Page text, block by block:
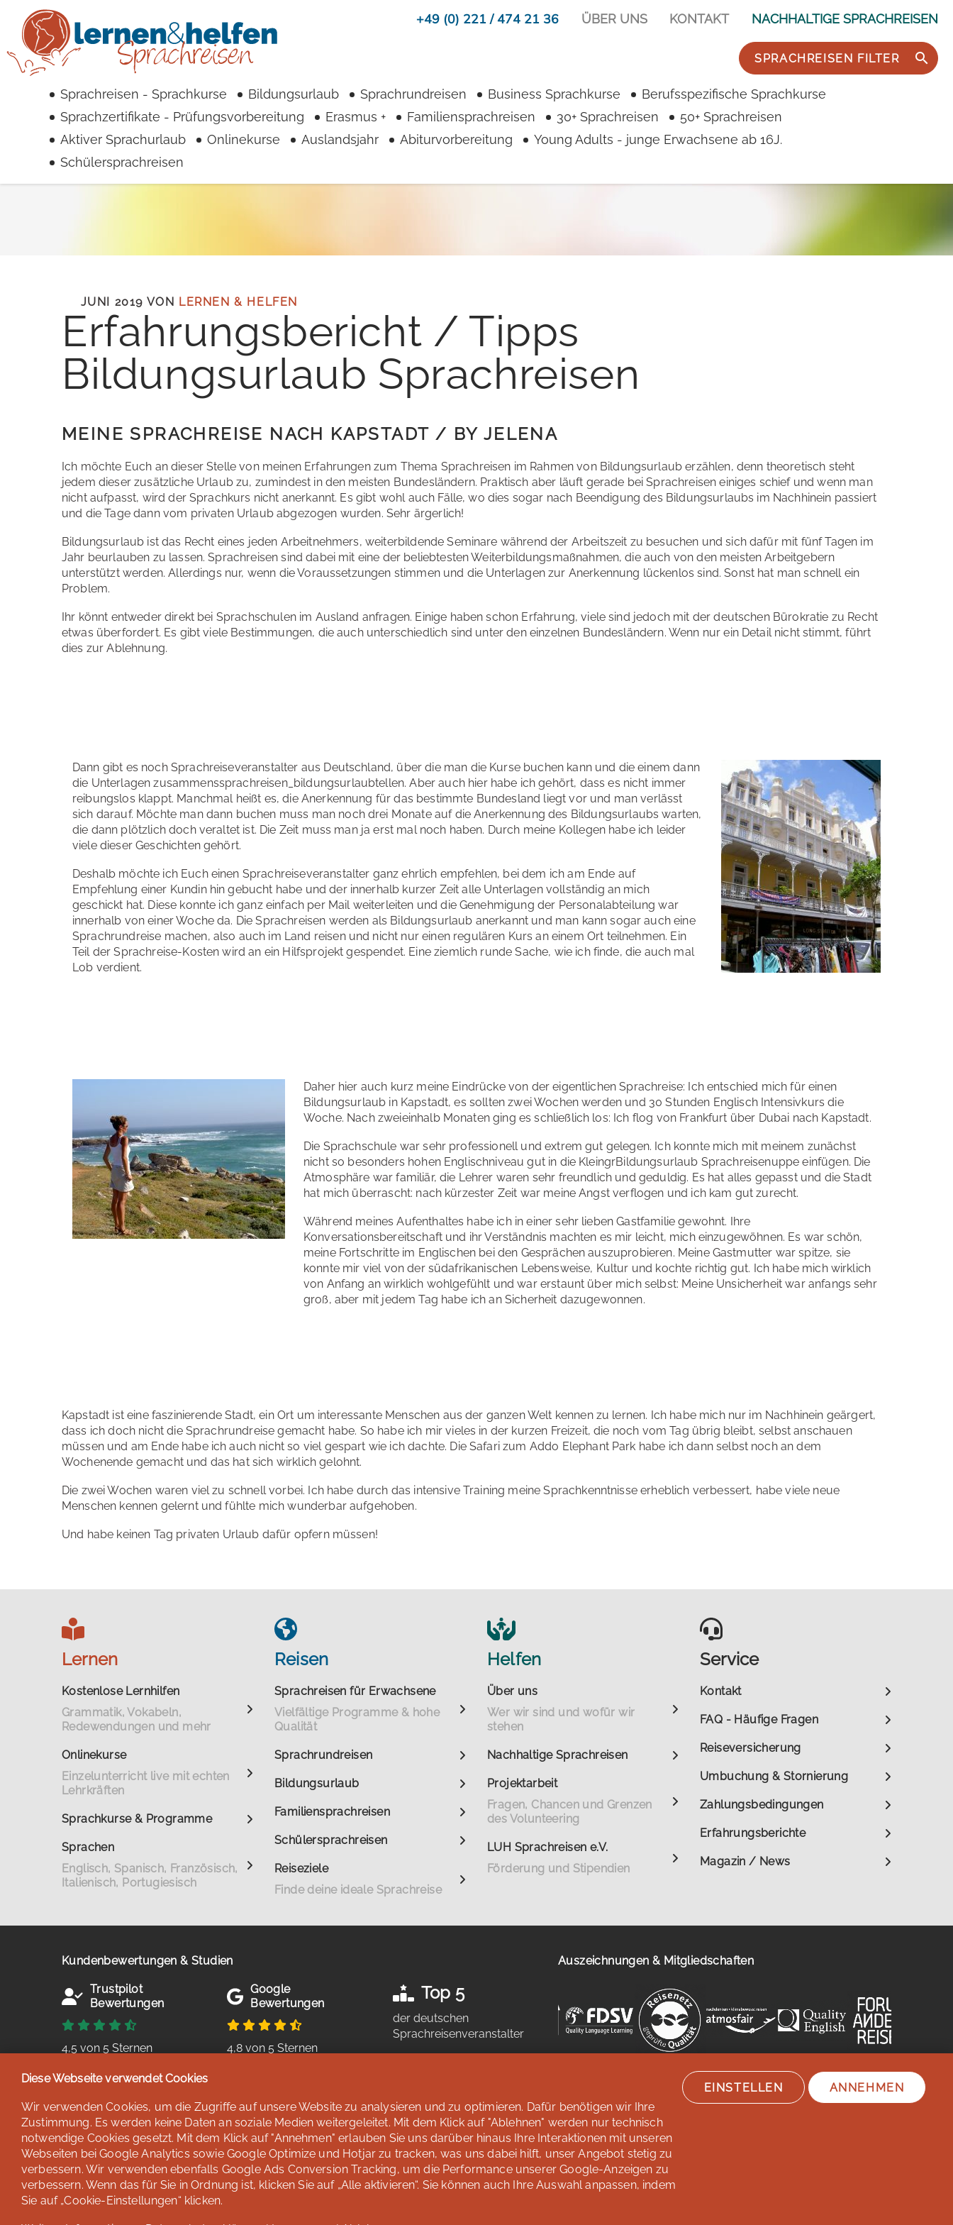
+49 (0) 221 / 474 21 36 ÜBER UNS KONTAKT NACHHALTIGE SPRACHREISEN
SPRACHREISEN FILTER
Sprachreisen - Sprachkurse Bildungsurlaub Sprachrundreisen Business Sprachkurse
Berufsspezifische Sprachkurse
Sprachzertifikate - Prüfungsvorbereitung
Erasmus + Familiensprachreisen 30+ Sprachreisen
50+ Sprachreisen
Aktiver Sprachurlaub
Onlinekurse Auslandsjahr Abiturvorbereitung
Young Adults - junge Erwachsene ab 16J.
Schülersprachreisen
JUNI 2019 VON LERNEN & HELFEN
Erfahrungsbericht / Tipps
Bildungsurlaub Sprachreisen
MEINE SPRACHREISE NACH KAPSTADT / BY JELENA
Ich möchte Euch an dieser Stelle von meinen Erfahrungen zum Thema Sprachreisen im Rahmen von Bildungsurlaub erzählen, denn theoretisch steht
jedem dieser zusätzliche Urlaub zu, zumindest in den meisten Bundesländern. Praktisch aber läuft gerade bei Sprachreisen einiges schief und wenn man
nicht aufpasst, wird der Sprachkurs nicht anerkannt. Es gibt wohl auch Fälle, wo dies sogar nach Beendigung des Bildungsurlaubs im Nachhinein passiert
und die Tage dann vom privaten Urlaub abgezogen wurden. Sehr ärgerlich!
Bildungsurlaub ist das Recht eines jeden Arbeitnehmers, weiterbildende Seminare während der Arbeitszeit zu besuchen und sich dafür mit fünf Tagen im
Jahr beurlauben zu lassen. Sprachreisen sind dabei mit eine der beliebtesten Weiterbildungsmaßnahmen, die auch von den meisten Arbeitgebern
unterstützt werden. Allerdings nur, wenn die Voraussetzungen stimmen und die Unterlagen zur Anerkennung lückenlos sind. Sonst hat man schnell ein
Problem.
Ihr könnt entweder direkt bei Sprachschulen im Ausland anfragen. Einige haben schon Erfahrung, viele sind jedoch mit der deutschen Bürokratie zu Recht
etwas überfordert. Es gibt viele Bestimmungen, die auch unterschiedlich sind unter den einzelnen Bundesländern. Wenn nur ein Detail nicht stimmt, führt
dies zur Ablehnung.
Dann gibt es noch Sprachreiseveranstalter aus Deutschland, über die man die Kurse buchen kann und die einem dann
die Unterlagen zusammenssprachreisen_bildungsurlaubtellen. Aber auch hier habe ich gehört, dass es nicht immer
reibungslos klappt. Manchmal heißt es, die Anerkennung für das bestimmte Bundesland liegt vor und man verlässt
sich darauf. Möchte man dann buchen muss man noch drei Monate auf die Anerkennung des Bildungsurlaubs warten,
die dann plötzlich doch veraltet ist. Die Zeit muss man ja erst mal noch haben. Durch meine Kollegen habe ich leider
viele dieser Geschichten gehört.
Deshalb möchte ich Euch einen Sprachreiseveranstalter ganz ehrlich empfehlen, bei dem ich am Ende auf
Empfehlung einer Kundin hin gebucht habe und der innerhalb kurzer Zeit alle Unterlagen vollständig an mich
geschickt hat. Diese konnte ich ganz einfach per Mail weiterleiten und die Genehmigung der Personalabteilung war
innerhalb von einer Woche da. Die Sprachreisen werden als Bildungsurlaub anerkannt und man kann sogar auch eine
Sprachrundreise machen, also auch im Land reisen und nicht nur einen regulären Kurs an einem Ort teilnehmen. Ein
Teil der Sprachreise-Kosten wird an ein Hilfsprojekt gespendet. Eine ziemlich runde Sache, wie ich finde, die auch mal
Lob verdient.
Daher hier auch kurz meine Eindrücke von der eigentlichen Sprachreise: Ich entschied mich für einen
Bildungsurlaub in Kapstadt, es sollten zwei Wochen werden und 30 Stunden Englisch Intensivkurs die
Woche. Nach zweieinhalb Monaten ging es schließlich los: Ich flog von Frankfurt über Dubai nach Kapstadt.
Die Sprachschule war sehr professionell und extrem gut gelegen. Ich konnte mich mit meinem zunächst
nicht so besonders hohen Englischniveau gut in die KleingrBildungsurlaub Sprachreisenuppe einfügen. Die
Atmosphäre war familiär, die Lehrer waren sehr freundlich und geduldig. Es hat alles gepasst und die Stadt
hat mich überrascht: nach kürzester Zeit war meine Angst verflogen und ich kam gut zurecht.
Während meines Aufenthaltes habe ich in einer sehr lieben Gastfamilie gewohnt. Ihre
Konversationsbereitschaft und ihr Verständnis machten es mir leicht, mich einzugewöhnen. Es war schön,
meine Fortschritte im Englischen bei den Gesprächen auszuprobieren. Meine Gastmutter war spitze, sie
konnte mir viel von der südafrikanischen Lebensweise, Kultur und kochte richtig gut. Ich habe mich wirklich
von Anfang an wirklich wohlgefühlt und war erstaunt über mich selbst: Meine Unsicherheit war anfangs sehr
groß, aber mit jedem Tag habe ich an Sicherheit dazugewonnen.
Kapstadt ist eine faszinierende Stadt, ein Ort um interessante Menschen aus der ganzen Welt kennen zu lernen. Ich habe mich nur im Nachhinein geärgert,
dass ich doch nicht die Sprachrundreise gemacht habe. So habe ich mir vieles in der kurzen Freizeit, die noch vom Tag übrig bleibt, selbst anschauen
müssen und am Ende habe ich auch nicht so viel gespart wie ich dachte. Die Safari zum Addo Elephant Park habe ich dann selbst noch an dem
Wochenende gemacht und das hat sich wirklich gelohnt.
Die zwei Wochen waren viel zu schnell vorbei. Ich habe durch das intensive Training meine Sprachkenntnisse erheblich verbessert, habe viele neue
Menschen kennen gelernt und fühlte mich wunderbar aufgehoben.
Und habe keinen Tag privaten Urlaub dafür opfern müssen!
Lernen
Kostenlose Lernhilfen
Grammatik, Vokabeln,
Redewendungen und mehr
Onlinekurse
Einzelunterricht live mit echten
Lehrkräften
Sprachkurse & Programme
Sprachen
Englisch, Spanisch, Französisch,
Italienisch, Portugiesisch
Reisen
Sprachreisen für Erwachsene
Vielfältige Programme & hohe
Qualität
Sprachrundreisen
Bildungsurlaub
Familiensprachreisen
Schülersprachreisen
Reiseziele
Finde deine ideale Sprachreise
Helfen
Über uns
Wer wir sind und wofür wir
stehen
Nachhaltige Sprachreisen
Projektarbeit
Fragen, Chancen und Grenzen
des Volunteering
LUH Sprachreisen e.V.
Förderung und Stipendien
Service
Kontakt
FAQ - Häufige Fragen
Reiseversicherung
Umbuchung & Stornierung
Zahlungsbedingungen
Erfahrungsberichte
Magazin / News
Kundenbewertungen & Studien
Trustpilot
Bewertungen
4,5 von 5 Sternen
Bewertungen
Google
Bewertungen
4,8 von 5 Sternen
Top 5
der deutschen
Sprachreisenveranstalter
Zeitung
Mehr erfahren
Auszeichnungen & Mitgliedschaften
Diese Webseite verwendet Cookies
Wir verwenden Cookies, um die Zugriffe auf unsere Website zu analysieren und zu optimieren. Dafür benötigen wir Ihre
Zustimmung. Es werden keine Daten an soziale Medien weitergeleitet. Mit dem Klick auf "Ablehnen" werden nur technisch
notwendige Cookies gesetzt. Mit dem Klick auf "Annehmen" erlauben Sie uns darüber hinaus Ihre Interaktionen mit unseren
Webseiten bei Google Analytics sowie Google Optimize und Hotjar zu tracken, was uns dabei hilft, unser Angebot stetig zu
verbessern. Wir verwenden ebenfalls Google Ads Conversion Tracking, um die Performance unserer Google-Anzeigen zu
verbessern. Wenn das für Sie in Ordnung ist, klicken Sie auf „Alle aktivieren“. Sie können auch Ihre Auswahl anpassen, indem
Sie auf „Cookie-Einstellungen“ klicken.
EINSTELLEN ANNEHMEN